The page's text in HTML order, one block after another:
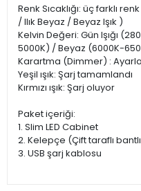
Renk Sıcaklığı: üç farklı
/ Ilık Beyaz / Beyaz Işık )
Kelvin Değeri: Gün Işığı
5000K) / Beyaz (6000K-
Karartma (Dimmer) :
Yeşil ışık: Şarj tamamlandı
Kırmızı ışık: Şarj oluyor
Paket içeriği:
1. Slim LED Cabinet
2. Kelepçe (Çift taraflı
3. USB şarj kablosu